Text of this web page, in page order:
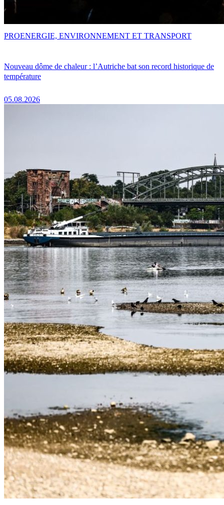
Nouveau dôme de chaleur : l’Autriche bat son record historique de
température
05.08.2026
PROENERGIE, ENVIRONNEMENT ET TRANSPORT